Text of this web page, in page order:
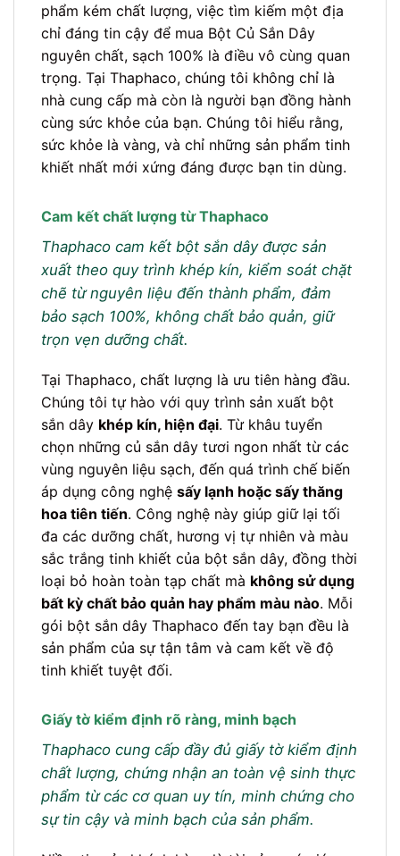
phẩm kém chất lượng, việc tìm kiếm một địa
chỉ đáng tin cậy để mua Bột Củ Sắn Dây
nguyên chất, sạch 100% là điều vô cùng quan
trọng. Tại Thaphaco, chúng tôi không chỉ là
nhà cung cấp mà còn là người bạn đồng hành
cùng sức khỏe của bạn. Chúng tôi hiểu rằng,
sức khỏe là vàng, và chỉ những sản phẩm tinh
khiết nhất mới xứng đáng được bạn tin dùng.
Cam kết chất lượng từ Thaphaco
Thaphaco cam kết bột sắn dây được sản
xuất theo quy trình khép kín, kiểm soát chặt
chẽ từ nguyên liệu đến thành phẩm, đảm
bảo sạch 100%, không chất bảo quản, giữ
trọn vẹn dưỡng chất.
Tại Thaphaco, chất lượng là ưu tiên hàng đầu.
Chúng tôi tự hào với quy trình sản xuất bột
sắn dây khép kín, hiện đại. Từ khâu tuyển
chọn những củ sắn dây tươi ngon nhất từ các
vùng nguyên liệu sạch, đến quá trình chế biến
áp dụng công nghệ sấy lạnh hoặc sấy thăng
hoa tiên tiến. Công nghệ này giúp giữ lại tối
đa các dưỡng chất, hương vị tự nhiên và màu
sắc trắng tinh khiết của bột sắn dây, đồng thời
loại bỏ hoàn toàn tạp chất mà không sử dụng
bất kỳ chất bảo quản hay phẩm màu nào. Mỗi
gói bột sắn dây Thaphaco đến tay bạn đều là
sản phẩm của sự tận tâm và cam kết về độ
tinh khiết tuyệt đối.
Giấy tờ kiểm định rõ ràng, minh bạch
Thaphaco cung cấp đầy đủ giấy tờ kiểm định
chất lượng, chứng nhận an toàn vệ sinh thực
phẩm từ các cơ quan uy tín, minh chứng cho
sự tin cậy và minh bạch của sản phẩm.